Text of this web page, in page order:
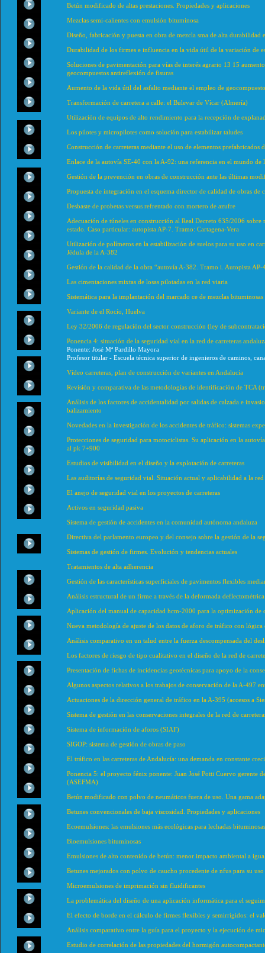
Betún modificado de altas prestaciones. Propiedades y aplicaciones
Mezclas semi-calientes con emulsión bituminosa
Diseño, fabricación y puesta en obra de mezcla sma de alta durabilidad
Durabilidad de los firmes e influencia en la vida útil de la variación de
Soluciones de pavimentación para vías de interés agrario 13 15
geocompuestos antireflexión de fisuras
Aumento de la vida útil del asfalto mediante el empleo de
Transformación de carretera a calle: el Bulevar de Vícar (Almería)
Utilización de equipos de alto rendimiento para la recepción de
Los pilotes y micropilotes como solución para estabilizar taludes
Construcción de carreteras mediante el uso de elementos prefabricados
Enlace de la autovía SE-40 con la A-92: una referencia en el mundo de
Gestión de la prevención en obras de construcción ante las últimas
Propuesta de integración en el esquema director de calidad de obras de
Desbaste de probetas versus refrentado con mortero de azufre
Adecuación de túneles en construcción al Real Decreto 635/2006
estado. Caso particular: autopista AP-7. Tramo: Cartagena-Vera
Utilización de polímeros en la estabilización de suelos para su uso en
Jédula de la A-382
Gestión de la calidad de la obra “autovía A-382. Tramo i. Autopista
Las cimentaciones mixtas de losas pilotadas en la red viaria
Sistemática para la implantación del marcado ce de mezclas bituminosas
Variante de el Rocío, Huelva
Ley 32/2006 de regulación del sector construcción (ley de
Ponencia 4: situación de la seguridad vial en la red de carreteras
Ponente: José Mª Pardillo Mayora
Profesor titular - Escuela técnica superior de ingenieros de caminos,
Vídeo carreteras, plan de construcción de variantes en Andalucía
Revisión y comparativa de las metodologías de identificación de TCA
Análisis de los factores de accidentalidad por salidas de calzada e
balizamiento
Novedades en la investigación de los accidentes de tráfico: sistemas
Protecciones de seguridad para motociclistas. Su aplicación en la
al pk 7+900
Estudios de visibilidad en el diseño y la explotación de carreteras
Las auditorías de seguridad vial. Situación actual y aplicabilidad a la red
El anejo de seguridad vial en los proyectos de carreteras
Activos en seguridad pasiva
Sistema de gestión de accidentes en la comunidad autónoma andaluza
Directiva del parlamento europeo y del consejo sobre la gestión de la
Sistemas de gestión de firmes. Evolución y tendencias actuales
Tratamientos de alta adherencia
Gestión de las características superficiales de pavimentos flexibles
Análisis estructural de un firme a través de la deformada
Aplicación del manual de capacidad hcm-2000 para la optimización de
Nueva metodología de ajuste de los datos de aforo de tráfico con lógica
Análisis comparativo en un talud entre la fuerza descompensada del
Los factores de riesgo de tipo cualitativo en el diseño de la red de
Presentación de fichas de incidencias geotécnicas para apoyo de la
Algunos aspectos relativos a los trabajos de conservación de la A-497
Actuaciones de la dirección general de tráfico en la A-395 (accesos a
Sistema de gestión en las conservaciones integrales de la red de
Sistema de información de aforos (SIAF)
SIGOP: sistema de gestión de obras de paso
El tráfico en las carreteras de Andalucía: una demanda en constante
Ponencia 5: el proyecto fénix ponente: Juan José Potti Cuervo gerente
(ASEFMA)
Betún modificado con polvo de neumáticos fuera de uso. Una gama
Betunes convencionales de baja viscosidad. Propiedades y aplicaciones
Ecoemulsiones: las emulsiones más ecológicas para lechadas
Bioemulsiones bituminosas
Emulsiones de alto contenido de betún: menor impacto ambiental a
Betunes mejorados con polvo de caucho procedente de nfus para su
Microemulsiones de imprimación sin fluidificantes
La problemática del diseño de una aplicación informática para el
El efecto de borde en el cálculo de firmes flexibles y semirrígidos: el
Análisis comparativo entre la guía para el proyecto y la ejecución de
Estudio de correlación de las propiedades del hormigón